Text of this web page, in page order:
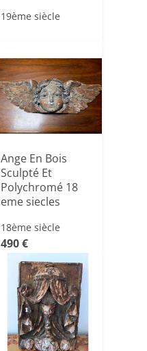
[...]
19ème siècle
Ange En Bois
Sculpté Et
Polychromé 18
eme siecles
18ème siècle
490 €